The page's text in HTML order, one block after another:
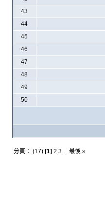
43
44
45
46
47
48
49
50
分頁： (17) [1] 2 3... 最後 »